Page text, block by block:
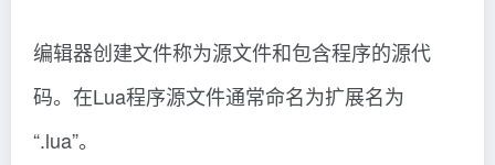
编辑器创建文件称为源文件和包含程序的源代
码。在Lua程序源文件通常命名为扩展名为
“.lua”。